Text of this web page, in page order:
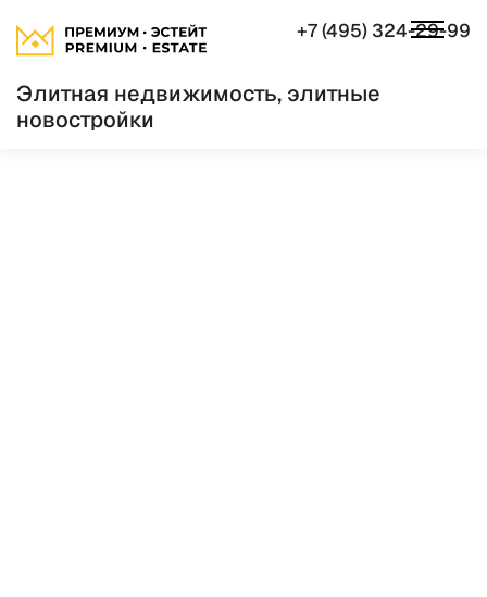
Элитная недвижимость, элитные
новостройки
+7 (495) 324-29-99